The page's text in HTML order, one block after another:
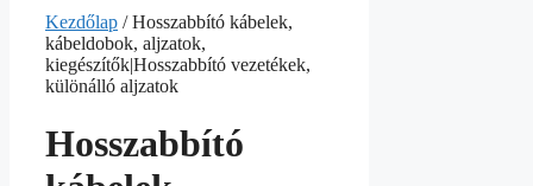
Kezdőlap / Hosszabbító kábelek,
kábeldobok, aljzatok,
kiegészítők|Hosszabbító vezetékek,
különálló aljzatok
Hosszabbító